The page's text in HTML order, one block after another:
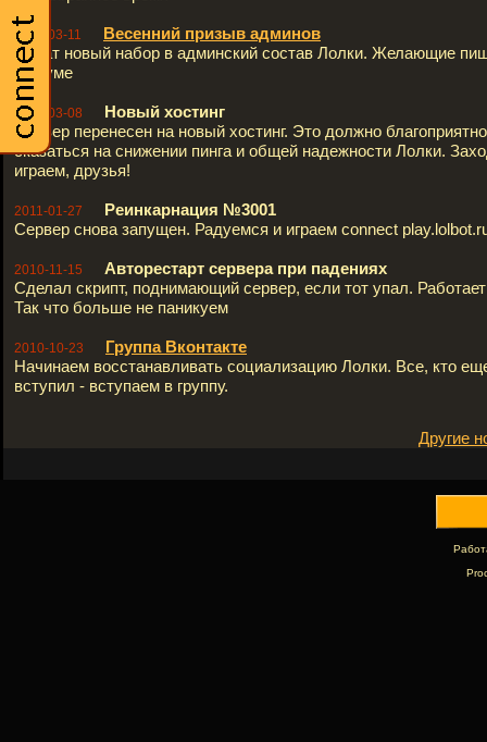
2011-03-11
Весенний призыв админов
Начат новый набор в админский состав Лолки. Желающие
форуме
2011-03-08
Новый хостинг
Сервер перенесен на новый хостинг. Это должно благоприятно
сказаться на снижении пинга и общей надежности Лолки.
играем, друзья!
2011-01-27
Реинкарнация №3001
Сервер снова запущен. Радуемся и играем connect
2010-11-15
Авторестарт сервера при падениях
Сделал скрипт, поднимающий сервер, если тот упал.
Так что больше не паникуем
2010-10-23
Группа Вконтакте
Начинаем восстанавливать социализацию Лолки. Все, кто
вступил - вступаем в группу.
Другие